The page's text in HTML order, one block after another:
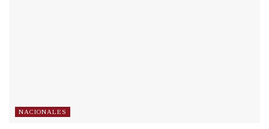
NACIONALES